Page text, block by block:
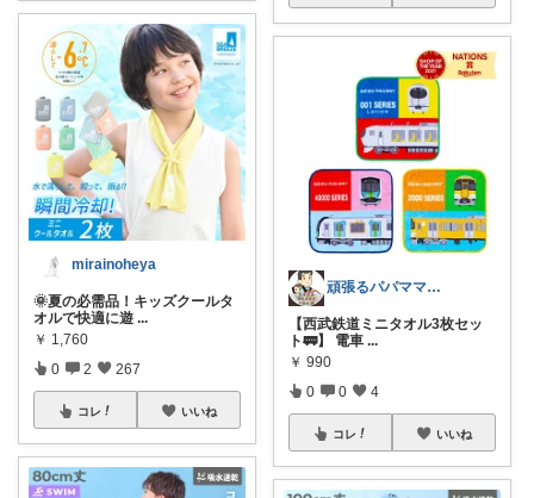
mirainoheya
🌞夏の必需品！キッズクールタ
オルで快適に遊 ...
￥ 1,760
0 2 267
コレ いいね
頑張るパパママ応援隊@育児・子供用品紹介
【西武鉄道ミニタオル3枚セッ
ト🚃】 電車 ...
￥ 990
0 0 4
コレ いいね